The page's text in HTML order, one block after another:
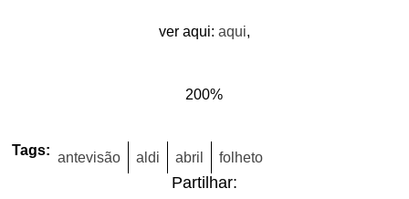
ver aqui: aqui,
200%
Tags: antevisão aldi abril folheto
Partilhar: